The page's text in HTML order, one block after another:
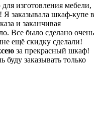
изготовления мебели,
заказывала шкаф-купе в
и заканчивая
Все было сделано очень
ещё скидку сделали!
за прекрасный шкаф!
буду заказывать только